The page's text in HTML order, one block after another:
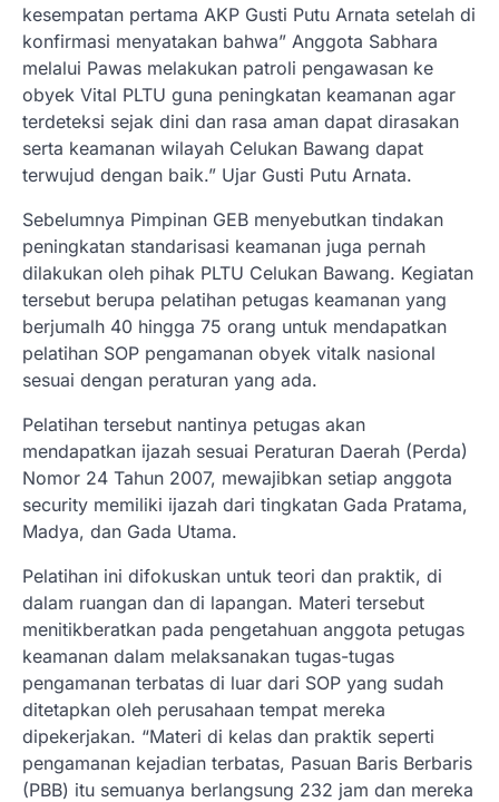
kesempatan pertama AKP Gusti Putu Arnata setelah di
konfirmasi menyatakan bahwa” Anggota Sabhara
melalui Pawas melakukan patroli pengawasan ke
obyek Vital PLTU guna peningkatan keamanan agar
terdeteksi sejak dini dan rasa aman dapat dirasakan
serta keamanan wilayah Celukan Bawang dapat
terwujud dengan baik.” Ujar Gusti Putu Arnata.
Sebelumnya Pimpinan GEB menyebutkan tindakan
peningkatan standarisasi keamanan juga pernah
dilakukan oleh pihak PLTU Celukan Bawang. Kegiatan
tersebut berupa pelatihan petugas keamanan yang
berjumalh 40 hingga 75 orang untuk mendapatkan
pelatihan SOP pengamanan obyek vitalk nasional
sesuai dengan peraturan yang ada.
Pelatihan tersebut nantinya petugas akan
mendapatkan ijazah sesuai Peraturan Daerah (Perda)
Nomor 24 Tahun 2007, mewajibkan setiap anggota
security memiliki ijazah dari tingkatan Gada Pratama,
Madya, dan Gada Utama.
Pelatihan ini difokuskan untuk teori dan praktik, di
dalam ruangan dan di lapangan. Materi tersebut
menitikberatkan pada pengetahuan anggota petugas
keamanan dalam melaksanakan tugas-tugas
pengamanan terbatas di luar dari SOP yang sudah
ditetapkan oleh perusahaan tempat mereka
dipekerjakan. “Materi di kelas dan praktik seperti
pengamanan kejadian terbatas, Pasuan Baris Berbaris
(PBB) itu semuanya berlangsung 232 jam dan mereka